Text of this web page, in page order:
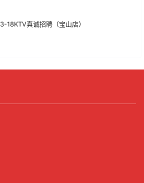
18KTV真诚招聘（宝山店）